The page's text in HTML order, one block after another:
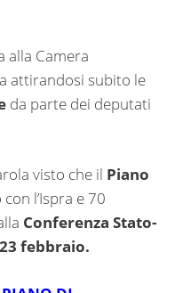
alla Camera
attirandosi subito le
da parte dei deputati
visto che il Piano
l’Ispra e 70
Conferenza Stato-
febbraio.